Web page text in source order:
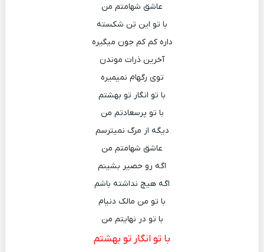
عاشق شهامتم من
با تو این تن شکسته
داره کم کم جون میگیره
آخرین ذرات موندن
توی رگهام نمیمیره
با تو انگار تو بهشتم
با تو پرسعادتم من
دیگه از مرگ نمیترسم
عاشق شهامتم من
اگه رو حصیر بشینم
اگه هیچ نداشته باشم
با تو من مالک دنیام
با تو در نهایتم من
با تو انگار تو بهشتم